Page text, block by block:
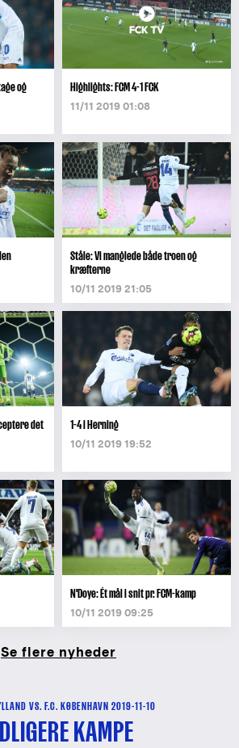
og
Highlights: FCM 4-1 FCK
11/11 2019 01:08
Ståle: Vi manglede både troen og
kræfterne
10/11 2019 21:05
det
1-4 i Herning
10/11 2019 19:52
N'Doye: Ét mål i snit pr. FCM-kamp
10/11 2019 09:25
Se flere nyheder
VS. F.C. KØBENHAVN 2019-11-10
KAMPE